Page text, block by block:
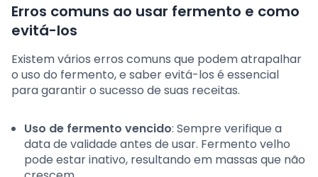
Erros comuns ao usar fermento e como
evitá-los
Existem vários erros comuns que podem atrapalhar
o uso do fermento, e saber evitá-los é essencial
para garantir o sucesso de suas receitas.
Uso de fermento vencido: Sempre verifique a
data de validade antes de usar. Fermento velho
pode estar inativo, resultando em massas que não